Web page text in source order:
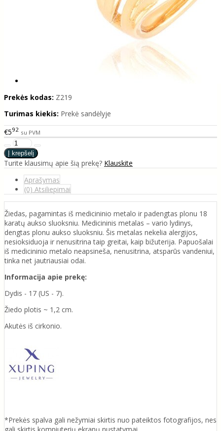
Prekės kodas: Z219
Turimas kiekis: Prekė sandėlyje
€592 su PVM
Turite klausimų apie šią prekę? Klauskite
Aprašymas
(0) Atsiliepimai
Žiedas, pagamintas iš medicininio metalo ir padengtas plonu 18
karatų aukso sluoksniu. Medicininis metalas – vario lydinys,
dengtas plonu aukso sluoksniu. Šis metalas nekelia alergijos,
nesioksiduoja ir nenusitrina taip greitai, kaip bižuterija. Papuošalai
iš medicininio metalo neapsineša, nenusitrina, atsparūs vandeniui,
tinka net jautriausiai odai.
Informacija apie prekę:
Dydis - 17 (US - 7).
Žiedo plotis ~ 1,2 cm.
Akutės iš cirkonio.
*Prekės spalva gali nežymiai skirtis nuo pateiktos fotografijos, nes